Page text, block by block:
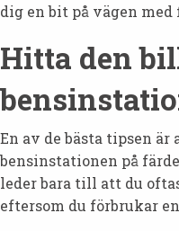
dig en bit på vägen
Hitta den
En av de bästa tipsen
bensinstationen på
leder bara till att du
eftersom du förbrukar